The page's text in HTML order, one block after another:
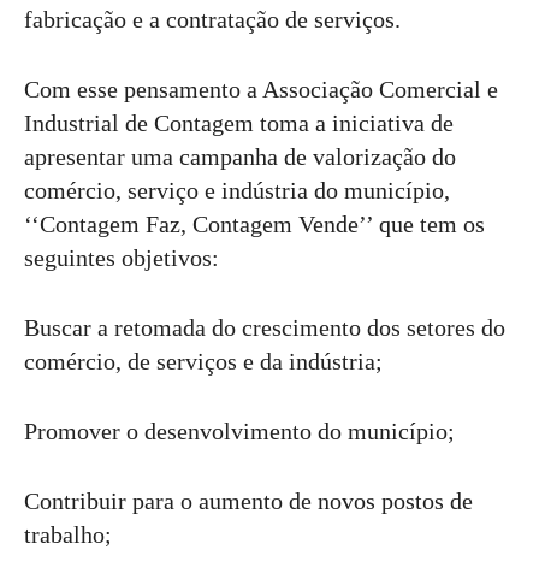
fabricação e a contratação de serviços.
Com esse pensamento a Associação Comercial e
Industrial de Contagem toma a iniciativa de
apresentar uma campanha de valorização do
comércio, serviço e indústria do município,
‘‘Contagem Faz, Contagem Vende’’ que tem os
seguintes objetivos:
Buscar a retomada do crescimento dos setores do
comércio, de serviços e da indústria;
Promover o desenvolvimento do município;
Contribuir para o aumento de novos postos de
trabalho;